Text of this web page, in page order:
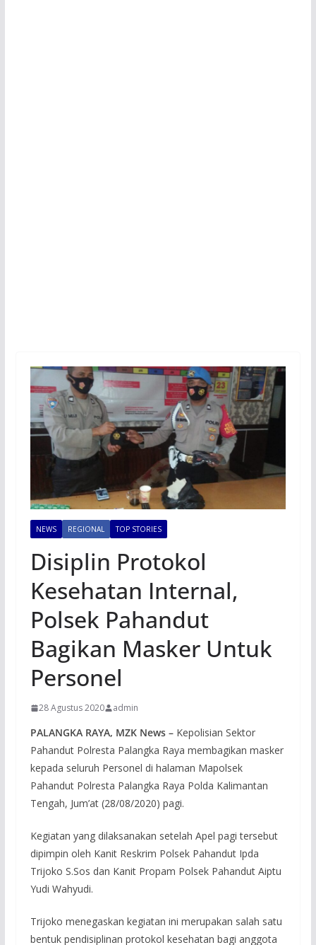
NEWS REGIONAL TOP STORIES
Disiplin Protokol
Kesehatan Internal,
Polsek Pahandut
Bagikan Masker Untuk
Personel
28 Agustus 2020 admin
PALANGKA RAYA, MZK News – Kepolisian Sektor
Pahandut Polresta Palangka Raya membagikan masker
kepada seluruh Personel di halaman Mapolsek
Pahandut Polresta Palangka Raya Polda Kalimantan
Tengah, Jum’at (28/08/2020) pagi.
Kegiatan yang dilaksanakan setelah Apel pagi tersebut
dipimpin oleh Kanit Reskrim Polsek Pahandut Ipda
Trijoko S.Sos dan Kanit Propam Polsek Pahandut Aiptu
Yudi Wahyudi.
Trijoko menegaskan kegiatan ini merupakan salah satu
bentuk pendisiplinan protokol kesehatan bagi anggota